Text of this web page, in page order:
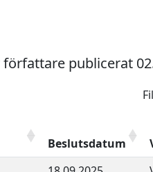
publicerat
Beslutsdatum